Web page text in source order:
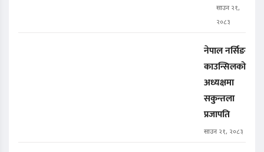
साउन २१,
२०८३
नेपाल नर्सिङ
काउन्सिलको
अध्यक्षमा
सकुन्तला
प्रजापति
साउन २१, २०८३